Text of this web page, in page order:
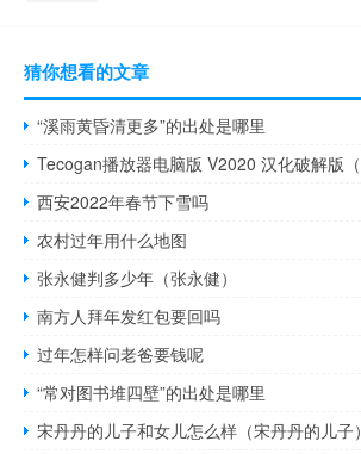
猜你想看的文章
“溪雨黄昏清更多”的出处是哪里
西安2022年春节下雪吗
农村过年用什么地图
张永健判多少年（张永健）
南方人拜年发红包要回吗
过年怎样问老爸要钱呢
“常对图书堆四壁”的出处是哪里
宋丹丹的儿子和女儿怎么样（宋丹丹的儿子）